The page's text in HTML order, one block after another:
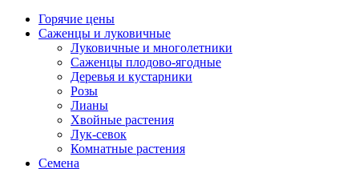
Горячие цены
Саженцы и луковичные
Луковичные и многолетники
Саженцы плодово-ягодные
Деревья и кустарники
Розы
Лианы
Хвойные растения
Лук-севок
Комнатные растения
Семена